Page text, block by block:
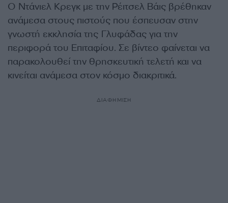
Ο Ντάνιελ Κρεγκ με την Ρέιτσελ Βάις βρέθηκαν
ανάμεσα στους πιστούς που έσπευσαν στην
γνωστή εκκλησία της Γλυφάδας για την
περιφορά του Επιταφίου. Σε βίντεο φαίνεται να
παρακολουθεί την θρησκευτική τελετή και να
κινείται ανάμεσα στον κόσμο διακριτικά.
ΔΙΑΦΗΜΙΣΗ